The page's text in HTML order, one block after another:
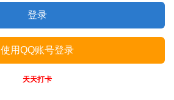
登录
使用QQ账号登录
天天打卡